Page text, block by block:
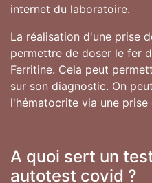
internet du laboratoire.
La réalisation d'une prise
permettre de doser le fer
Ferritine. Cela peut
sur son diagnostic. On
l'hématocrite via une prise
A quoi sert un
autotest covid ?